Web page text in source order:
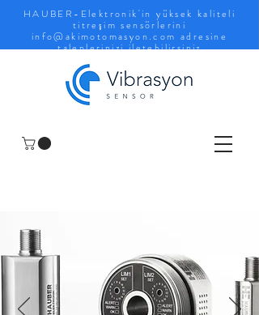
HAUBER-Elektronik'in yüksek kaliteli
titreşim sensörlerini
info@akimotomasyon.com adresine
taleplerinizi iletebilirsiniz